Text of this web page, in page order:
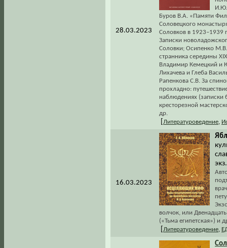
28.03.2023
Буров В.А. «Памяти
Соловецкого
Соловков в 1923–1939
Записки
Соловки; Осипенко М.В.
странника середины
Владимир Кемецкий и
Лихачева и Глеба
Рапенкова С.В. За
прохладно:
наблюдениях (записки
кресторезной
др.
Литературоведение
16.03.2023
волчок, или
(«Тьма египетская») и
Литературоведение